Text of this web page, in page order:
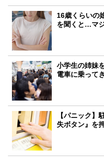
16歳くらいの
を聞くと…マ
小学生の姉妹
電車に乗って
【パニック】
失ボタン』を